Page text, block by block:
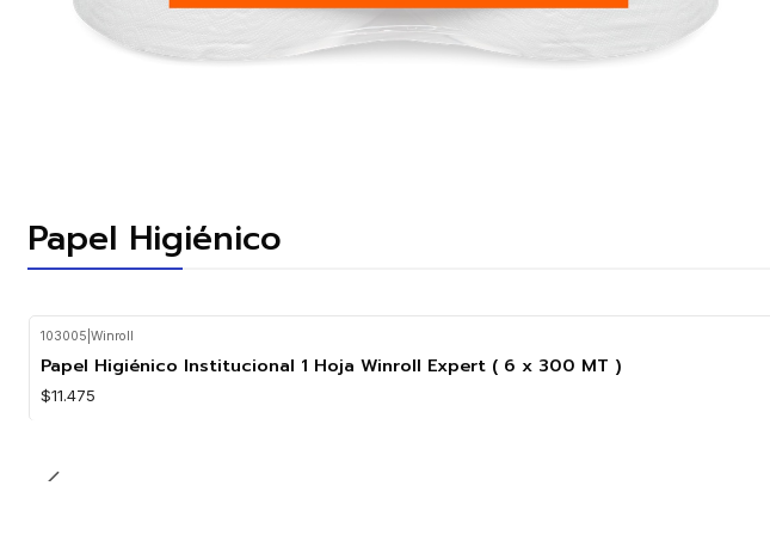
Papel Higiénico
103005 Winroll
Papel Higiénico Institucional 1 Hoja Winroll Expert ( 6 x 300 MT )
$11.475